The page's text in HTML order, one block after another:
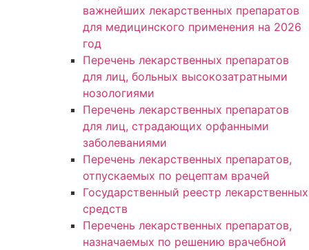
важнейших лекарственных препаратов
для медицинского применения на 2026
год
Перечень лекарственных препаратов
для лиц, больных высокозатратными
нозологиями
Перечень лекарственных препаратов
для лиц, страдающих орфанными
заболеваниями
Перечень лекарственных препаратов,
отпускаемых по рецептам врачей
Государственный реестр лекарственных
средств
Перечень лекарственных препаратов,
назначаемых по решению врачебной